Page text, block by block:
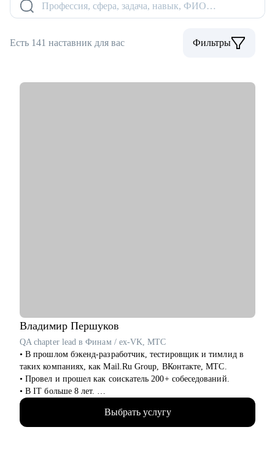
Профессия, сфера, задача, навык, ФИО…
Есть 141 наставник для вас Фильтры
Владимир Першуков
QA chapter lead в Финам / ex-VK, МТС
• В прошлом бэкенд-разработчик, тестировщик и тимлид в
таких компаниях, как Mail.Ru Group, ВКонтакте, МТС.
• Провел и прошел как соискатель 200+ собеседований.
• В IT больше 8 лет.
• Учусь на курсе "Команда" Стратоплана в продвинутой
• Отвечаю за командные процессы и практики.
Выбрать услугу